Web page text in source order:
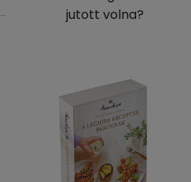
jutott volna?